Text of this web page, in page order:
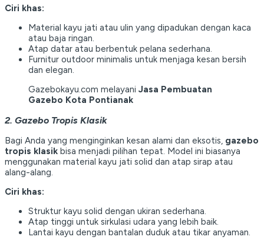
Ciri khas:
Material kayu jati atau ulin yang dipadukan dengan kaca
atau baja ringan.
Atap datar atau berbentuk pelana sederhana.
Furnitur outdoor minimalis untuk menjaga kesan bersih
dan elegan.
Gazebokayu.com melayani Jasa Pembuatan
Gazebo Kota Pontianak
2. Gazebo Tropis Klasik
Bagi Anda yang menginginkan kesan alami dan eksotis, gazebo
tropis klasik bisa menjadi pilihan tepat. Model ini biasanya
menggunakan material kayu jati solid dan atap sirap atau
alang-alang.
Ciri khas:
Struktur kayu solid dengan ukiran sederhana.
Atap tinggi untuk sirkulasi udara yang lebih baik.
Lantai kayu dengan bantalan duduk atau tikar anyaman.